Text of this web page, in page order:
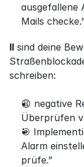
ausgefallene
Mails
II sind deine
schreiben:
😩 negative
Überprüfen
🎯
Alarm
prüfe.”